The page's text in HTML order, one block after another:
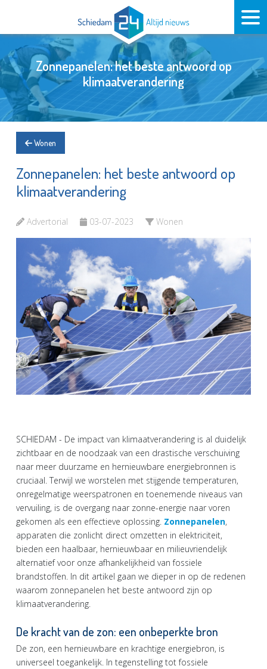
Zonnepanelen: het beste antwoord op
klimaatverandering
Wonen
Zonnepanelen: het beste antwoord op
klimaatverandering
Advertorial 03-07-2023 Wonen
SCHIEDAM - De impact van klimaatverandering is al duidelijk
zichtbaar en de noodzaak van een drastische verschuiving
naar meer duurzame en hernieuwbare energiebronnen is
cruciaal. Terwijl we worstelen met stijgende temperaturen,
onregelmatige weerspatronen en toenemende niveaus van
vervuiling, is de overgang naar zonne-energie naar voren
gekomen als een effectieve oplossing. Zonnepanelen,
apparaten die zonlicht direct omzetten in elektriciteit,
bieden een haalbaar, hernieuwbaar en milieuvriendelijk
alternatief voor onze afhankelijkheid van fossiele
brandstoffen. In dit artikel gaan we dieper in op de redenen
waarom zonnepanelen het beste antwoord zijn op
klimaatverandering.
De kracht van de zon: een onbeperkte bron
De zon, een hernieuwbare en krachtige energiebron, is
universeel toegankelijk. In tegenstelling tot fossiele